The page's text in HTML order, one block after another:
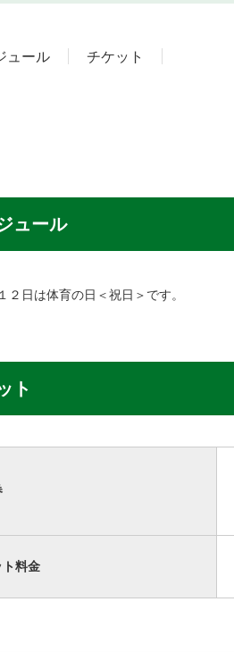
ュール チケット
ュール
２日は体育の日＜祝日＞です。
ト
料金